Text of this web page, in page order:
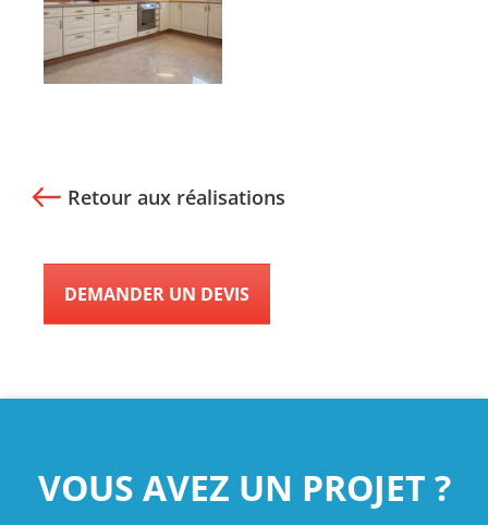
Retour aux réalisations
DEMANDER UN DEVIS
VOUS AVEZ UN PROJET ?